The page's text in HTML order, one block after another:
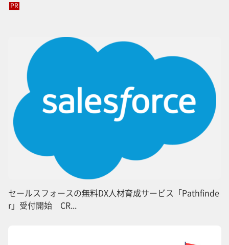
PR
セールスフォースの無料DX人材育成サービス「Pathfinde
r」受付開始 CR...